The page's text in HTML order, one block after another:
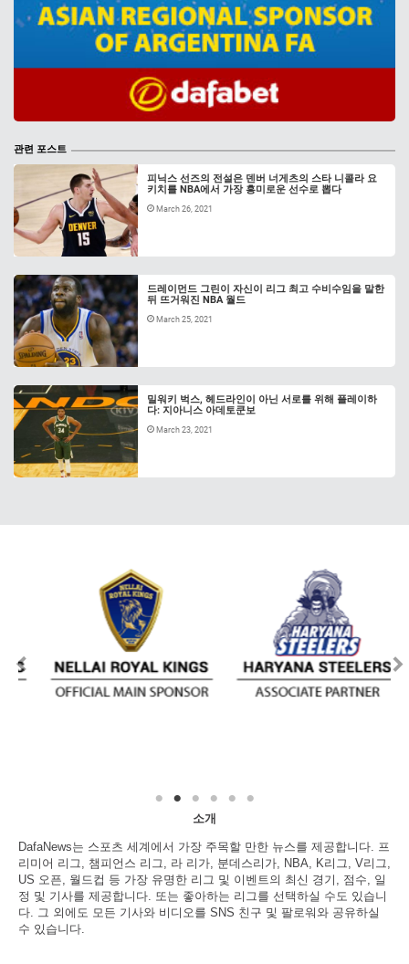
관련 포스트
피닉스 선즈의 전설은 덴버 너게츠의 스타 니콜라 요
키치를 NBA에서 가장 흥미로운 선수로 뽑다
March 26, 2021
드레이먼드 그린이 자신이 리그 최고 수비수임을 말한
뒤 뜨거워진 NBA 월드
March 25, 2021
밀워키 벅스, 헤드라인이 아닌 서로를 위해 플레이하
다: 지아니스 아데토쿤보
March 23, 2021
소개
DafaNews는 스포츠 세계에서 가장 주목할 만한 뉴스를 제공합니다. 프
리미어 리그, 챔피언스 리그, 라 리가, 분데스리가, NBA, K리그, V리그,
US 오픈, 월드컵 등 가장 유명한 리그 및 이벤트의 최신 경기, 점수, 일
정 및 기사를 제공합니다. 또는 좋아하는 리그를 선택하실 수도 있습니
다. 그 외에도 모든 기사와 비디오를 SNS 친구 및 팔로워와 공유하실
수 있습니다.